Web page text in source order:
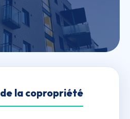
la copropriété